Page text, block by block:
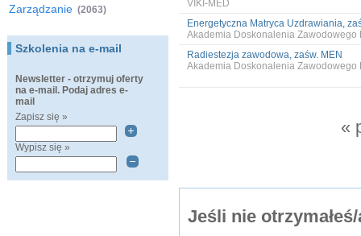
Zarządzanie (2063)
Szkolenia na e-mail
Newsletter - otrzymuj oferty
na e-mail. Podaj adres e-
mail
Zapisz się »
Wypisz się »
VIKI-MED
Energetyczna Matryca Uzdrawiania,
Akademia Doskonalenia Zawodowego
Radiestezja zawodowa, zaśw. MEN
Akademia Doskonalenia Zawodowego
«
Jeśli nie